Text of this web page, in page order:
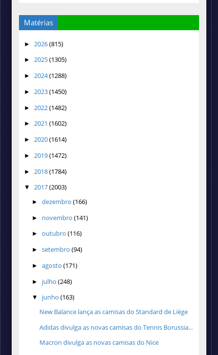
Matérias
► 2026(815)
► 2025(1305)
► 2024(1288)
► 2023(1450)
► 2022(1482)
► 2021 (1602)
► 2020(1614)
► 2019(1472)
► 2018(1784)
▼ 2017(2003)
► dezembro (166)
► novembro (141)
► outubro (116)
► setembro (94)
► agosto (171)
► julho (248)
▼ junho (163)
New Balance lança as camisas do Standard de Liège
Adidas divulga as novas camisas do Tennis Borussia...
Macron divulga as novas camisas do Nice